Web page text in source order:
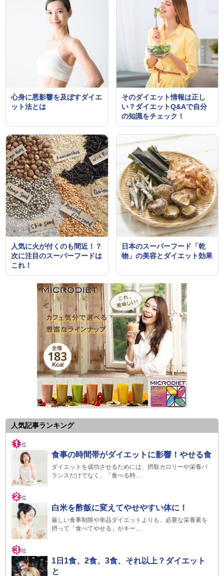
心身に悪影響を及ぼすダイエ
ット法とは
そのダイエット情報は正し
い？ダイエットQ&Aで自分
の知識をチェック！
人気に火が付くのも間近！？
次に注目のスーパーフードは
これ！
日本のスーパーフード「乾
物」の美容とダイエット効果
人気記事ランキング
食事の時間帯がダイエットに影響！やせる食
ダイエットを成功させるためには、摂取カロリーや栄養バ
ランスだけでなく、「食べる時…
白米を酢飯に変えてやせやすい体に！
厳しい食事制限や単品ダイエットよりも、必要な栄養素を
摂って「食べてやせる」がキー…
1日1食、2食、3食、それ以上？ダイエット
と